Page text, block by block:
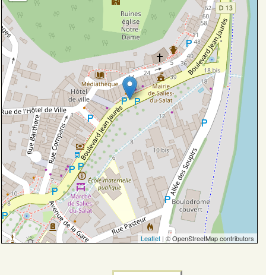
Leaflet | © OpenStreetMap contributors